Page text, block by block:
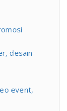
desain-
event,